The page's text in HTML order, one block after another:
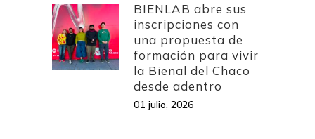
BIENLAB abre sus
inscripciones con
una propuesta de
formación para vivir
la Bienal del Chaco
desde adentro
01 julio, 2026